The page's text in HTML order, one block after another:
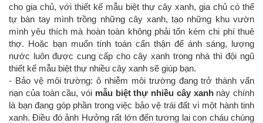
cho gia chủ, với thiết kế mẫu biệt thự cây xanh, gia chủ có thể
tự bàn tay mình trồng những cây xanh, tạo những khu vườn
mình yêu thích mà hoàn toàn không phải tốn kém chi phí thuê
thợ. Hoặc bạn muốn tính toán cẩn thận để ánh sáng, lượng
nước luôn được cung cấp cho cây xanh trong nhà thì đội ngũ
thiết kế mẫu biệt thự nhiều cây xanh sẽ giúp bạn.
- Bảo vệ môi trường: ô nhiễm môi trường đang trở thành vấn
nạn của toàn cầu, vói mẫu biệt thự nhiều cây xanhnày chính
là bạn đang góp phần trong việc bảo vệ trái đất vì một hành tinh
xanh. Điều đó ảnh Hưởng rất lớn đến tương lai con cháu chúng